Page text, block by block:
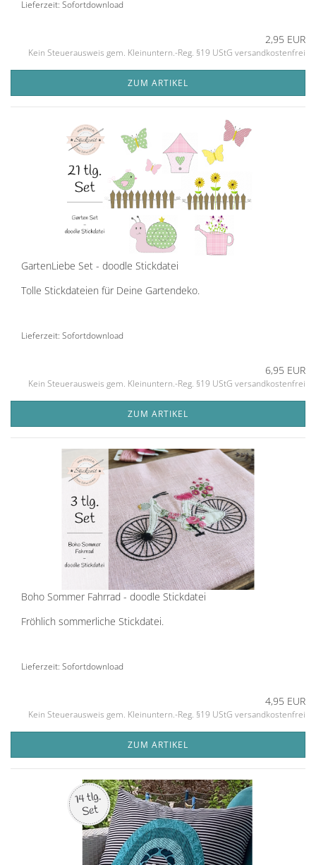
Lieferzeit: Sofortdownload
2,95 EUR
Kein Steuerausweis gem. Kleinuntern.-Reg. §19 UStG versandkostenfrei
ZUM ARTIKEL
GartenLiebe Set - doodle Stickdatei
Tolle Stickdateien für Deine Gartendeko.
Lieferzeit: Sofortdownload
6,95 EUR
Kein Steuerausweis gem. Kleinuntern.-Reg. §19 UStG versandkostenfrei
ZUM ARTIKEL
Boho Sommer Fahrrad - doodle Stickdatei
Fröhlich sommerliche Stickdatei.
Lieferzeit: Sofortdownload
4,95 EUR
Kein Steuerausweis gem. Kleinuntern.-Reg. §19 UStG versandkostenfrei
ZUM ARTIKEL